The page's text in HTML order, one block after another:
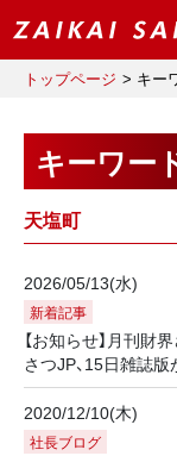
トップページ キー
キーワー
天塩町
2026/05/13(水)
新着記事
【お知らせ】月刊
さつJP、15日雑誌版
2020/12/10(木)
社長ブログ